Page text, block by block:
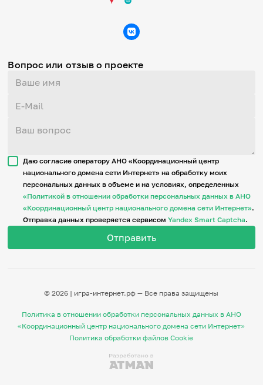
Вопрос или отзыв о проекте
Даю согласие оператору АНО «Координационный центр
национального домена сети Интернет» на обработку моих
персональных данных в объеме и на условиях, определенных
«Политикой в отношении обработки персональных данных в АНО
«Координационный центр национального домена сети Интернет».
Отправка данных проверяется сервисомYandex Smart Captcha.
© 2026 | игра-интернет.рф — Все права защищены
Политика в отношении обработки персональных данных в АНО
«Координационный центр национального домена сети Интернет»
Политика обработки файлов Cookie